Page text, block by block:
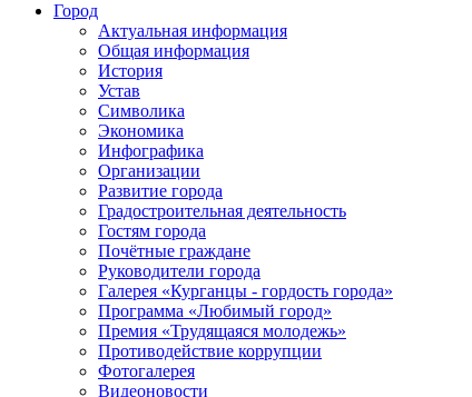
Город
Актуальная информация
Общая информация
История
Устав
Символика
Экономика
Инфографика
Организации
Развитие города
Градостроительная деятельность
Гостям города
Почётные граждане
Руководители города
Галерея «Курганцы - гордость города»
Программа «Любимый город»
Премия «Трудящаяся молодежь»
Противодействие коррупции
Фотогалерея
Видеоновости